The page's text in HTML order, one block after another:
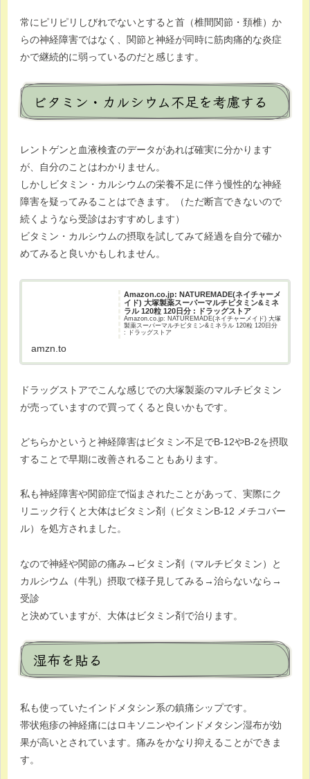
常にピリピリしびれでないとすると首（椎間関節・頚椎）か
らの神経障害ではなく、関節と神経が同時に筋肉痛的な炎症
かで継続的に弱っているのだと感じます。
ビタミン・カルシウム不足を考慮する
レントゲンと血液検査のデータがあれば確実に分かります
が、自分のことはわかりません。
しかしビタミン・カルシウムの栄養不足に伴う慢性的な神経
障害を疑ってみることはできます。（ただ断言できないので
続くようなら受診はおすすめします）
ビタミン・カルシウムの摂取を試してみて経過を自分で確か
めてみると良いかもしれません。
Amazon.co.jp: NATUREMADE(ネイチャーメ
イド) 大塚製薬スーパーマルチビタミン&ミネ
ラル 120粒 120日分 : ドラッグストア
Amazon.co.jp: NATUREMADE(ネイチャーメイド) 大塚
製薬スーパーマルチビタミン&ミネラル 120粒 120日分
: ドラッグストア
amzn.to
ドラッグストアでこんな感じでの大塚製薬のマルチビタミン
が売っていますので買ってくると良いかもです。
どちらかというと神経障害はビタミン不足でB-12やB-2を摂取
することで早期に改善されることもあります。
私も神経障害や関節症で悩まされたことがあって、実際にク
リニック行くと大体はビタミン剤（ビタミンB-12 メチコバー
ル）を処方されました。
なので神経や関節の痛み→ビタミン剤（マルチビタミン）と
カルシウム（牛乳）摂取で様子見してみる→治らないなら→
受診
と決めていますが、大体はビタミン剤で治ります。
湿布を貼る
私も使っていたインドメタシン系の鎮痛シップです。
帯状疱疹の神経痛にはロキソニンやインドメタシン湿布が効
果が高いとされています。痛みをかなり抑えることができま
す。